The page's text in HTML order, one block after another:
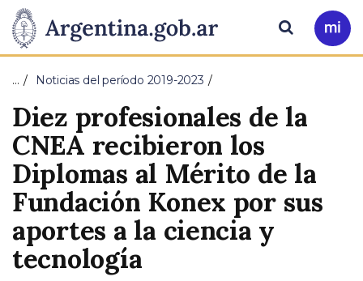
Presidencia
de
la
Nación
Pasar al contenido principal
Ir
a
Buscar
… Noticias del período 2019-2023
Diez profesionales de la
CNEA recibieron los
Diplomas al Mérito de la
Fundación Konex por sus
aportes a la ciencia y
tecnología